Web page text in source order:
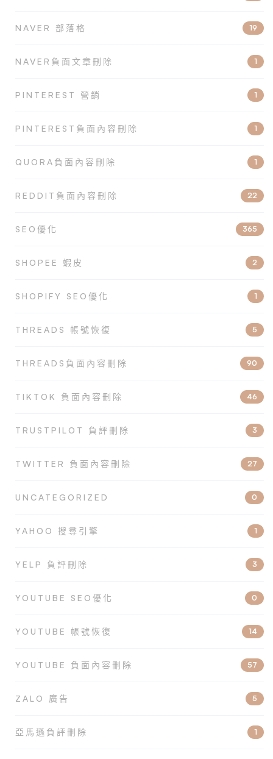
NAVER 部落格 19
NAVER負面文章刪除 1
PINTEREST 營銷 1
PINTEREST負面內容刪除 1
QUORA負面內容刪除 1
REDDIT負面內容刪除 22
SEO優化 365
SHOPEE 蝦皮 2
SHOPIFY SEO優化 1
THREADS 帳號恢復 5
THREADS負面內容刪除 90
TIKTOK 負面內容刪除 46
TRUSTPILOT 負評刪除 3
TWITTER 負面內容刪除 27
UNCATEGORIZED 0
YAHOO 搜尋引擎 1
YELP 負評刪除 3
YOUTUBE SEO優化 0
YOUTUBE 帳號恢復 14
YOUTUBE 負面內容刪除 57
ZALO 廣告 5
亞馬遜負評刪除 1